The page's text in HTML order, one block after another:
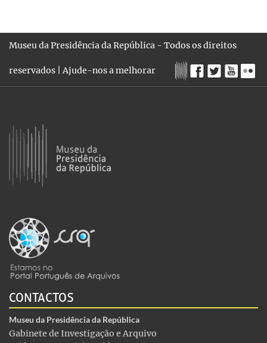
Museu da Presidência da República - Todos os direitos
reservados |Ajude-nos a melhorar
CONTACTOS
Museu da Presidência da República
Gabinete de Investigação e Arquivo